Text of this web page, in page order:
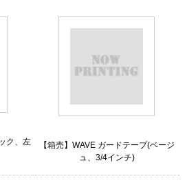
ク、左
【箱売】WAVE ガードテープ(ベージ
ュ、3/4インチ)